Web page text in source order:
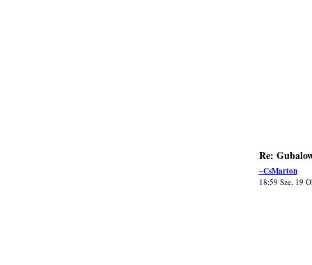
Re:
~CsMarton
18:59 Sze, 19